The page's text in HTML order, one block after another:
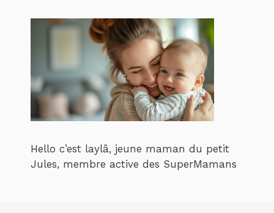
Hello c’est laylâ, jeune maman du petit
Jules, membre active des SuperMamans